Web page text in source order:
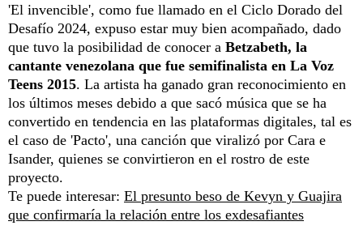
'El invencible', como fue llamado en el Ciclo Dorado del
Desafío 2024, expuso estar muy bien acompañado, dado
que tuvo la posibilidad de conocer a Betzabeth, la
cantante venezolana que fue semifinalista en La Voz
Teens 2015. La artista ha ganado gran reconocimiento en
los últimos meses debido a que sacó música que se ha
convertido en tendencia en las plataformas digitales, tal es
el caso de 'Pacto', una canción que viralizó por Cara e
Isander, quienes se convirtieron en el rostro de este
proyecto.
Te puede interesar: El presunto beso de Kevyn y Guajira
que confirmaría la relación entre los exdesafiantes